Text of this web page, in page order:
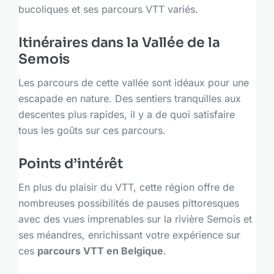
bucoliques et ses parcours VTT variés.
Itinéraires dans la Vallée de la
Semois
Les parcours de cette vallée sont idéaux pour une
escapade en nature. Des sentiers tranquilles aux
descentes plus rapides, il y a de quoi satisfaire
tous les goûts sur ces parcours.
Points d’intérêt
En plus du plaisir du VTT, cette région offre de
nombreuses possibilités de pauses pittoresques
avec des vues imprenables sur la rivière Semois et
ses méandres, enrichissant votre expérience sur
ces parcours VTT en Belgique.